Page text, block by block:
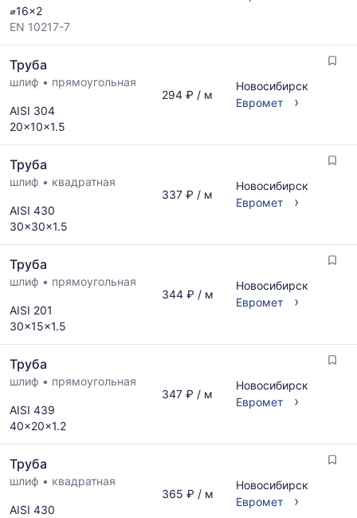
⌀16x2
EN 10217-7
Труба
шлиф • прямоугольная
AISI 304
20x10x1.5
294 ₽ / м
Новосибирск
Евромет
›
Труба
шлиф • квадратная
AISI 430
30x30x1.5
337 ₽ / м
Новосибирск
Евромет
›
Труба
шлиф • прямоугольная
AISI 201
30x15x1.5
344 ₽ / м
Новосибирск
Евромет
›
Труба
шлиф • прямоугольная
AISI 439
40x20x1.2
347 ₽ / м
Новосибирск
Евромет
›
Труба
шлиф • квадратная
AISI 430
365 ₽ / м
Новосибирск
Евромет
›